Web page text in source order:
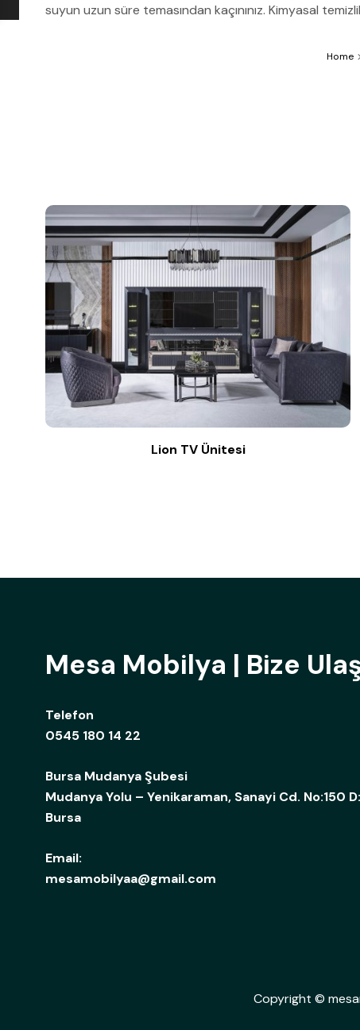
suyun uzun süre temasından kaçınınız. Kimyasal
Home
Lion TV Ünitesi
Mesa Mobilya | Bize
Telefon
0545 180 14 22
Bursa Mudanya Şubesi
Mudanya Yolu – Yenikaraman, Sanayi Cd. No:150
Bursa
Email:
mesamobilyaa@gmail.com
Copyright ©